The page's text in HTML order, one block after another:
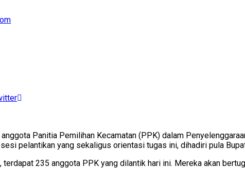
anggota Panitia Pemilihan Kecamatan (PPK) dalam
pelantikan yang sekaligus orientasi tugas ini, dihadiri pula
terdapat 235 anggota PPK yang dilantik hari ini. Mereka akan